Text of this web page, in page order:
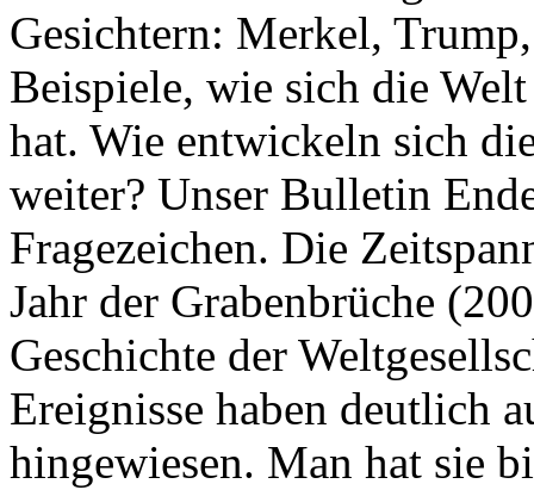
Gesichtern: Merkel,
Beispiele, wie sich die
hat. Wie entwickeln sich
weiter? Unser Bulletin
Fragezeichen. Die
Jahr der Grabenbrüche
Geschichte der
Ereignisse haben deutlich
hingewiesen. Man hat sie